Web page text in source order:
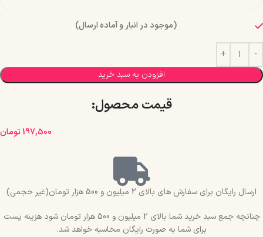
(موجود در انبار و آماده ارسال)
افزودن به سبد خرید
قیمت محصول:​
197,500تومان
ارسال رایگان برای سفارش های بالای 2 میلیون و 500 هزار تومان(غیر حجمی)
چنانچه جمع سبد خرید شما بالای 2 میلیون و 500 هزار تومان شود هزینه پست
برای شما به صورت رایگان محاسبه خواهد شد.